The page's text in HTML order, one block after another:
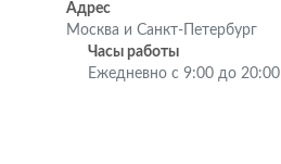
Адрес
Москва и Санкт-Петербург
Часы работы
Ежедневно с 9:00 до 20:00